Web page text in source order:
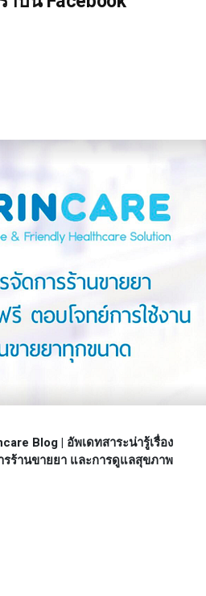
Blog | อัพเดทสาระน่ารู้เรื่อง
รร้านขายยา และการดูแลสุขภาพ